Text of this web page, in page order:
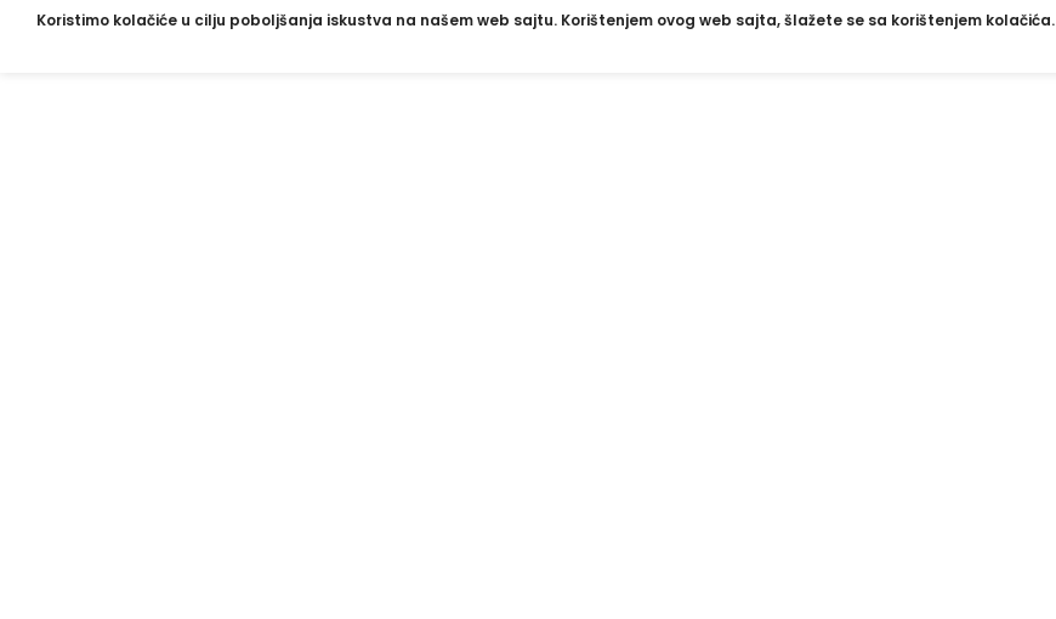
Koristimo kolačiće u cilju poboljšanja iskustva na našem web sajtu. Korištenjem ovog web sajta, šlažete se sa korištenjem kolačića.